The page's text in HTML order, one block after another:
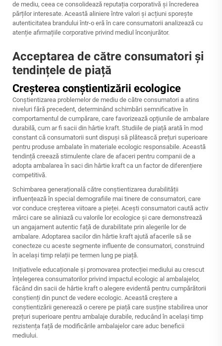
de mediu, ceea ce consolidează reputația corporativă și încrederea
părților interesate. Această aliniere între valori și acțiuni sporește
autenticitatea brandului într-o eră în care consumatorii analizează cu
atenție afirmațiile corporative privind mediul înconjurător.
Acceptarea de către consumatori și
tendințele de piață
Creșterea conștientizării ecologice
Conștientizarea problemelor de mediu de către consumatori a atins
niveluri fără precedent, determinând schimbări semnificative în
comportamentul de cumpărare, care favorizează opțiunile de ambalare
durabilă, cum ar fi sacii din hârtie kraft. Studiile de piață arată în mod
constant că consumatorii sunt dispuși să plătească prețuri superioare
pentru produse ambalate în materiale ecologic responsabile. Această
tendință creează stimulente clare de afaceri pentru companii de a
adopta ambalarea în saci din hârtie kraft ca un factor de diferențiere
competitivă.
Schimbarea generațională către conștientizarea durabilității
influențează în special demografiile mai tinere de consumatori, care
vor conduce creșterea viitoare a pieței. Acești consumatori caută activ
mărci care se aliniază cu valorile lor ecologice și care demonstrează
un angajament autentic față de durabilitate prin alegerile lor de
ambalare. Adoptarea sacilor din hârtie kraft ajută afacerile să se
conecteze cu aceste segmente influente de consumatori, construind
în același timp relații pe termen lung pe piață.
Inițiativele educaționale și promovarea protecției mediului au crescut
înțelegerea consumatorilor privind impactul ecologic al ambalajelor,
făcând din sacii de hârtie kraft o alegere evidentă pentru cumpărătorii
conștienți din punct de vedere ecologic. Această creștere a
conștientizării generează o cerere pe piață care susține stabilirea unor
prețuri superioare pentru ambalaje durabile, reducând în același timp
rezistența față de modificările ambalajelor care aduc beneficii
mediului.